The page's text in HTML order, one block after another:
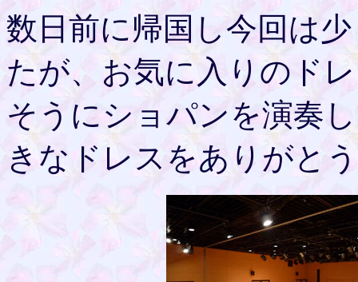
数日前に帰国し今回は
たが、お気に入りのド
そうにショパンを演奏
きなドレスをありがと